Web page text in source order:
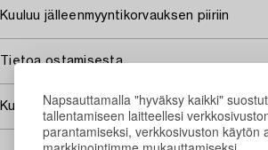
Napsauttamalla "hyväksy kaikki"
tallentamiseen laitteellesi
parantamiseksi, verkkosivuston käytön
Kuuluu jälleenmyyntikorvauksen piiriin
Tietoa ostamisesta
Kuvan käyttöoikeudet